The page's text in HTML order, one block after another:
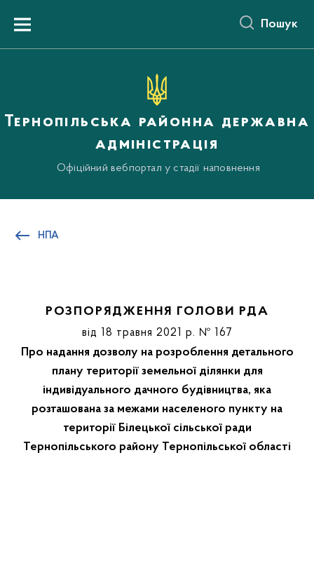
вмістуMenu Пошук
Тернопільська районна державна
адміністрація
Офіційний вебпортал у стадії наповнення
НПА
РОЗПОРЯДЖЕННЯ ГОЛОВИ РДА
від 18 травня 2021 р. № 167
Про надання дозволу на розроблення детального
плану території земельної ділянки для
індивідуального дачного будівництва, яка
розташована за межами населеного пункту на
території Білецької сільської ради
Тернопільського району Тернопільської області